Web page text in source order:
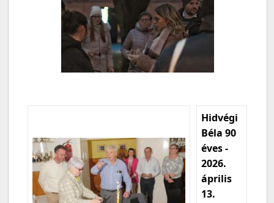
Hidvégi
Béla 90
éves -
2026.
április
13.